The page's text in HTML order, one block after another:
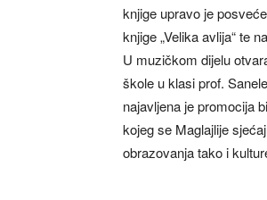
knjige upravo je
knjige „Velika avlija“ te
U muzičkom dijelu
škole u klasi prof.
najavljena je promocija
kojeg se Maglajlije
obrazovanja tako i